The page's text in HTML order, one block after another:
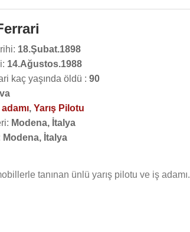
18.Şubat.1898
14.Ağustos.1988
kaç yaşında öldü : 90
adamı, Yarış Pilotu
Modena, İtalya
Modena, İtalya
tanınan ünlü yarış pilotu ve iş adamı.